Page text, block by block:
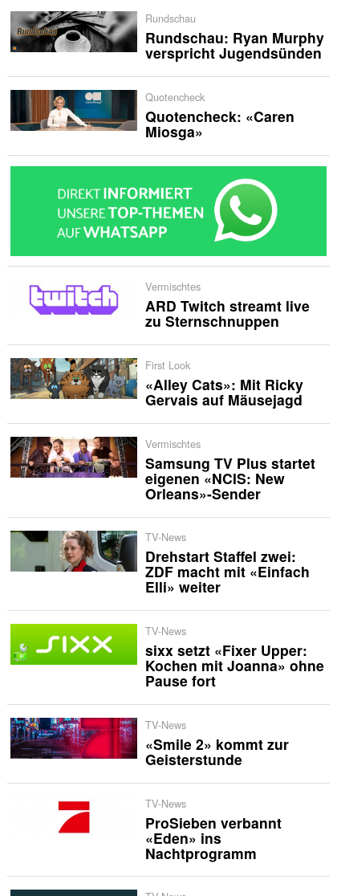
Rundschau
Rundschau: Ryan Murphy
verspricht Jugendsünden
Quotencheck
Quotencheck: «Caren
Miosga»
Vermischtes
ARD Twitch streamt live
zu Sternschnuppen
First Look
«Alley Cats»: Mit Ricky
Gervais auf Mäusejagd
Vermischtes
Samsung TV Plus startet
eigenen «NCIS: New
Orleans»-Sender
TV-News
Drehstart Staffel zwei:
ZDF macht mit «Einfach
Elli» weiter
TV-News
sixx setzt «Fixer Upper:
Kochen mit Joanna» ohne
Pause fort
TV-News
«Smile 2» kommt zur
Geisterstunde
TV-News
ProSieben verbannt
«Eden» ins
Nachtprogramm